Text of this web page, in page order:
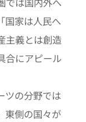
国家は人民へ
主義とは創造
合にアピール
ツの分野では
東側の国々が